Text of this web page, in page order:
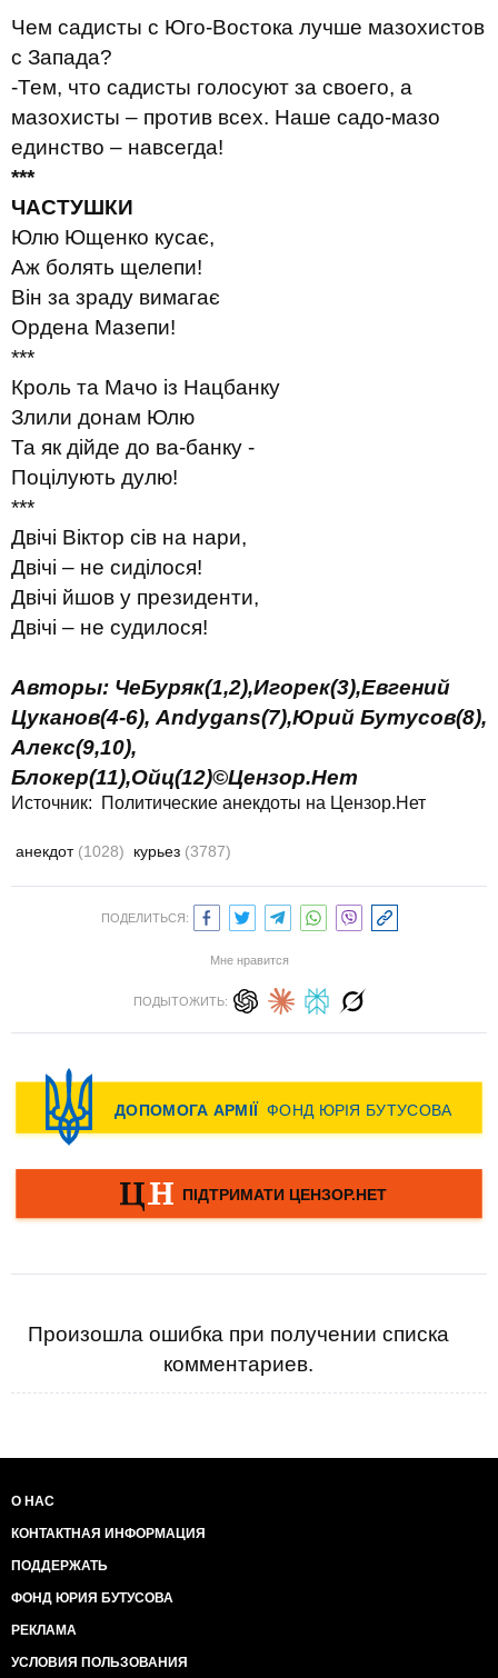
Чем садисты с Юго-Востока лучше мазохистов
с Запада?
-Тем, что садисты голосуют за своего, а
мазохисты – против всех. Наше садо-мазо
единство – навсегда!
***
ЧАСТУШКИ
Юлю Ющенко кусає,
Аж болять щелепи!
Він за зраду вимагає
Ордена Мазепи!
***
Кроль та Мачо із Нацбанку
Злили донам Юлю
Та як дійде до ва-банку -
Поцілують дулю!
***
Двічі Віктор сів на нари,
Двічі – не сиділося!
Двічі йшов у президенти,
Двічі – не судилося!
Авторы: ЧеБуряк(1,2),Игорек(3),Евгений
Цуканов(4-6), Andygans(7),Юрий Бутусов(8),
Алекс(9,10),
Блокер(11),Ойц(12)©Цензор.Нет
Источник: Политические анекдоты на Цензор.Нет
анекдот (1028) курьез (3787)
ПОДЕЛИТЬСЯ:
Мне нравится
ПОДЫТОЖИТЬ:
Произошла ошибка при получении списка
комментариев.
О НАС
КОНТАКТНАЯ ИНФОРМАЦИЯ
ПОДДЕРЖАТЬ
ФОНД ЮРИЯ БУТУСОВА
РЕКЛАМА
УСЛОВИЯ ПОЛЬЗОВАНИЯ